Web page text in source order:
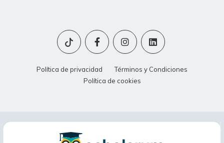
Política de privacidad
Términos y Condiciones
Política de cookies